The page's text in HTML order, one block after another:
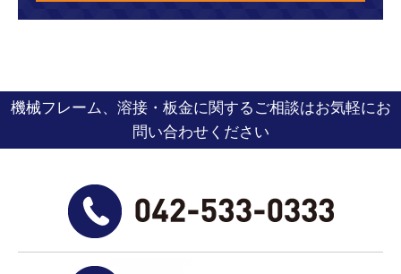
機械フレーム、溶接・板金に関するご相談はお気軽にお
問い合わせください